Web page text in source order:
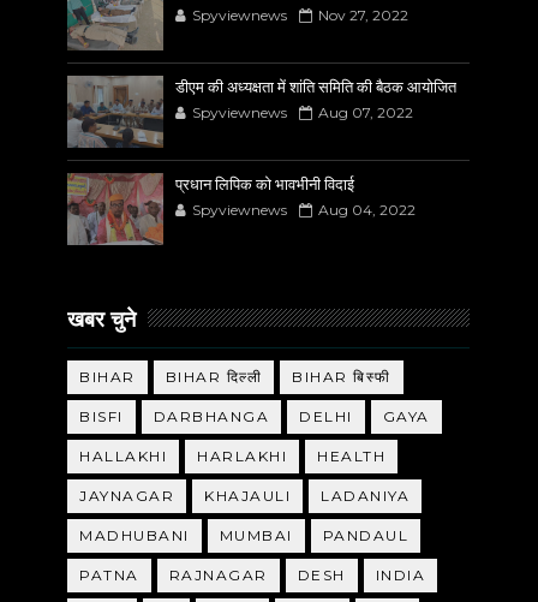
Spyviewnews Nov 27, 2022
डीएम की अध्यक्षता में शांति समिति की बैठक आयोजित
Spyviewnews Aug 07, 2022
प्रधान लिपिक को भावभीनी विदाई
Spyviewnews Aug 04, 2022
खबर चुने
BIHAR BIHAR दिल्ली BIHAR बिस्फी
BISFI DARBHANGA DELHI GAYA
HALLAKHI HARLAKHI HEALTH
JAYNAGAR KHAJAULI LADANIYA
MADHUBANI MUMBAI PANDAUL
PATNA RAJNAGAR DESH INDIA